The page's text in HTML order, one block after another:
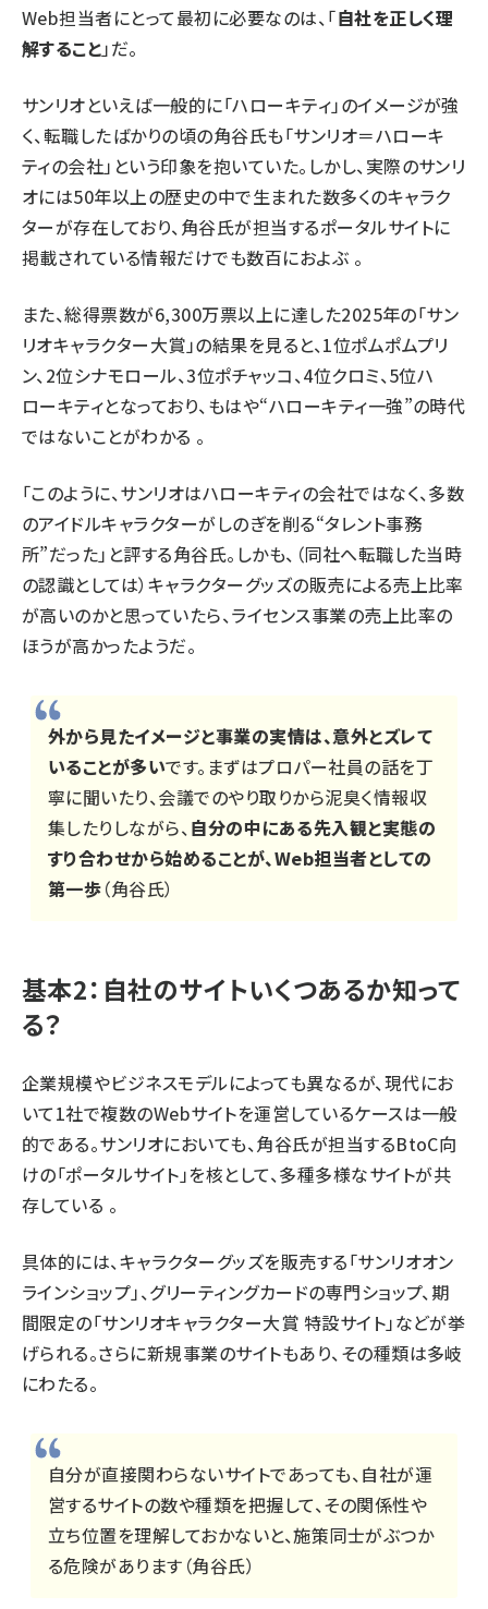
Web担当者にとって最初に必要なのは、「自社を正しく理
解すること」だ。
サンリオといえば一般的に「ハローキティ」のイメージが強
く、転職したばかりの頃の角谷氏も「サンリオ＝ハローキ
ティの会社」という印象を抱いていた。しかし、実際のサンリ
オには50年以上の歴史の中で生まれた数多くのキャラク
ターが存在しており、角谷氏が担当するポータルサイトに
掲載されている情報だけでも数百におよぶ 。
また、総得票数が6,300万票以上に達した2025年の「サン
リオキャラクター大賞」の結果を見ると、1位ポムポムプリ
ン、2位シナモロール、3位ポチャッコ、4位クロミ、5位ハ
ローキティとなっており、もはや“ハローキティ一強”の時代
ではないことがわかる 。
「このように、サンリオはハローキティの会社ではなく、多数
のアイドルキャラクターがしのぎを削る“タレント事務
所”だった」と評する角谷氏。しかも、（同社へ転職した当時
の認識としては）キャラクターグッズの販売による売上比率
が高いのかと思っていたら、ライセンス事業の売上比率の
ほうが高かったようだ。
外から見たイメージと事業の実情は、意外とズレて
いることが多いです。まずはプロパー社員の話を丁
寧に聞いたり、会議でのやり取りから泥臭く情報収
集したりしながら、自分の中にある先入観と実態の
すり合わせから始めることが、Web担当者としての
第一歩（角谷氏）
基本2：自社のサイトいくつあるか知って
る？
企業規模やビジネスモデルによっても異なるが、現代にお
いて1社で複数のWebサイトを運営しているケースは一般
的である。サンリオにおいても、角谷氏が担当するBtoC向
けの「ポータルサイト」を核として、多種多様なサイトが共
存している 。
具体的には、キャラクターグッズを販売する「サンリオオン
ラインショップ」、グリーティングカードの専門ショップ、期
間限定の「サンリオキャラクター大賞 特設サイト」などが挙
げられる。さらに新規事業のサイトもあり、その種類は多岐
にわたる。
自分が直接関わらないサイトであっても、自社が運
営するサイトの数や種類を把握して、その関係性や
立ち位置を理解しておかないと、施策同士がぶつか
る危険があります（角谷氏）